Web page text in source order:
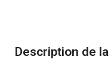
Description de